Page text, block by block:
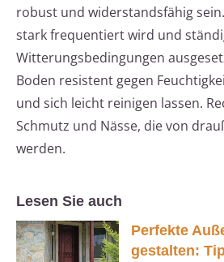
robust und widerstandsfähig
stark frequentiert wird und
Witterungsbedingungen
Boden resistent gegen
und sich leicht reinigen lassen.
Schmutz und Nässe, die von
werden.
Lesen Sie auch
Perfekte
gestalten: